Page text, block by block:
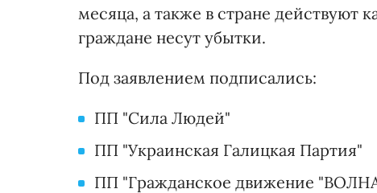
месяца, а также в стране действуют
граждане несут убытки.
Под заявлением подписались:
ПП "Сила Людей"
ПП "Украинская Галицкая Партия"
ПП "Гражданское движение